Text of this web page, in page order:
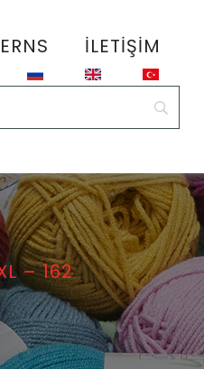
İLETIŞIM
– 162